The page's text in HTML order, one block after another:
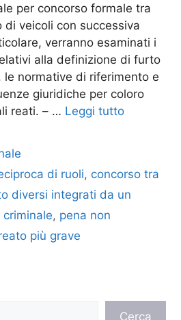
per concorso formale tra
veicoli con successiva
verranno esaminati i
alla definizione di furto
le normative di riferimento e
giuridiche per coloro
reati. – … Leggi tutto
di ruoli, concorso tra
diversi integrati da un
, pena non
più grave
Cerca